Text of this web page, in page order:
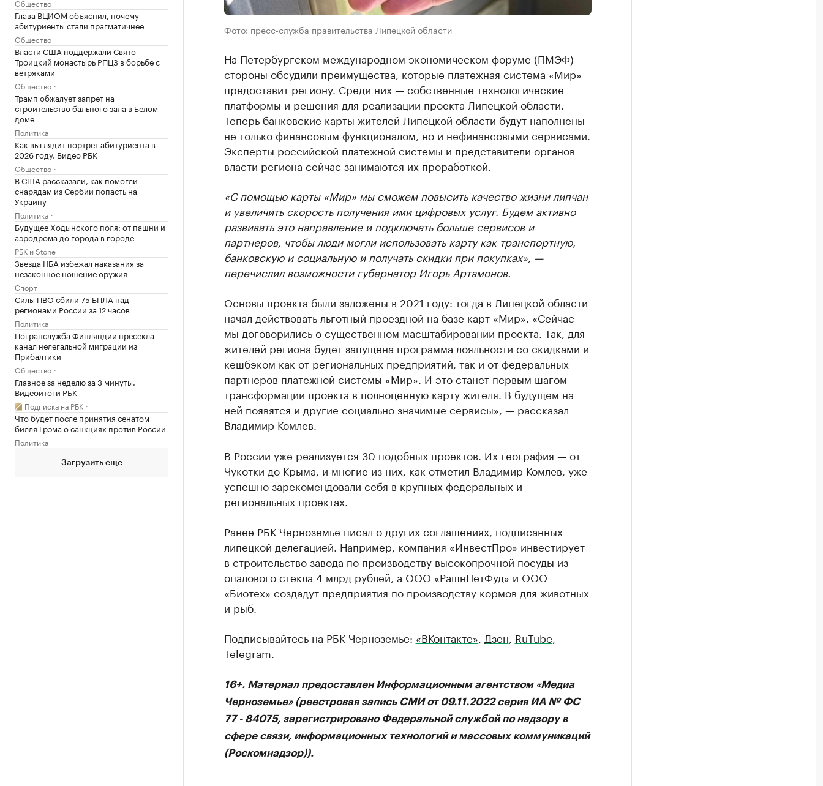
Общество
Глава ВЦИОМ объяснил, почему
абитуриенты стали прагматичнее
Общество
Власти США поддержали Свято-
Троицкий монастырь РПЦЗ в борьбе с
ветряками
Общество
Трамп обжалует запрет на
строительство бального зала в Белом
доме
Политика
Как выглядит портрет абитуриента в
2026 году. Видео РБК
Общество
В США рассказали, как помогли
снарядам из Сербии попасть на
Украину
Политика
Будущее Ходынского поля: от пашни и
аэродрома до города в городе
РБК и Stone
Звезда НБА избежал наказания за
незаконное ношение оружия
Спорт
Силы ПВО сбили 75 БПЛА над
регионами России за 12 часов
Политика
Погранслужба Финляндии пресекла
канал нелегальной миграции из
Прибалтики
Общество
Главное за неделю за 3 минуты.
Видеоитоги РБК
Подписка на РБК
Что будет после принятия сенатом
билля Грэма о санкциях против России
Политика
Загрузить еще
Фото: пресс-служба правительства Липецкой области
На Петербургском международном экономическом форуме (ПМЭФ)
стороны обсудили преимущества, которые платежная система «Мир»
предоставит региону. Среди них — собственные технологические
платформы и решения для реализации проекта Липецкой области.
Теперь банковские карты жителей Липецкой области будут наполнены
не только финансовым функционалом, но и нефинансовыми сервисами.
Эксперты российской платежной системы и представители органов
власти региона сейчас занимаются их проработкой.
«С помощью карты «Мир» мы сможем повысить качество жизни липчан
и увеличить скорость получения ими цифровых услуг. Будем активно
развивать это направление и подключать больше сервисов и
партнеров, чтобы люди могли использовать карту как транспортную,
банковскую и социальную и получать скидки при покупках», —
перечислил возможности губернатор Игорь Артамонов.
Основы проекта были заложены в 2021 году: тогда в Липецкой области
начал действовать льготный проездной на базе карт «Мир». «Сейчас
мы договорились о существенном масштабировании проекта. Так, для
жителей региона будет запущена программа лояльности со скидками и
кешбэком как от региональных предприятий, так и от федеральных
партнеров платежной системы «Мир». И это станет первым шагом
трансформации проекта в полноценную карту жителя. В будущем на
ней появятся и другие социально значимые сервисы», — рассказал
Владимир Комлев.
В России уже реализуется 30 подобных проектов. Их география — от
Чукотки до Крыма, и многие из них, как отметил Владимир Комлев, уже
успешно зарекомендовали себя в крупных федеральных и
региональных проектах.
Ранее РБК Черноземье писал о других соглашениях , подписанных
липецкой делегацией. Например, компания «ИнвестПро» инвестирует
в строительство завода по производству высокопрочной посуды из
опалового стекла 4 млрд рублей, а ООО «РашнПетФуд» и ООО
«Биотех» создадут предприятия по производству кормов для животных
и рыб.
Подписывайтесь на РБК Черноземье: «ВКонтакте» Дзен RuTube
Telegram
16+. Материал предоставлен Информационным агентством «Медиа
Черноземье» (реестровая запись СМИ от 09.11.2022 серия ИА № ФС
77 - 84075, зарегистрировано Федеральной службой по надзору в
сфере связи, информационных технологий и массовых коммуникаций
(Роскомнадзор)).